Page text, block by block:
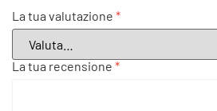
La tua valutazione *
La tua recensione *